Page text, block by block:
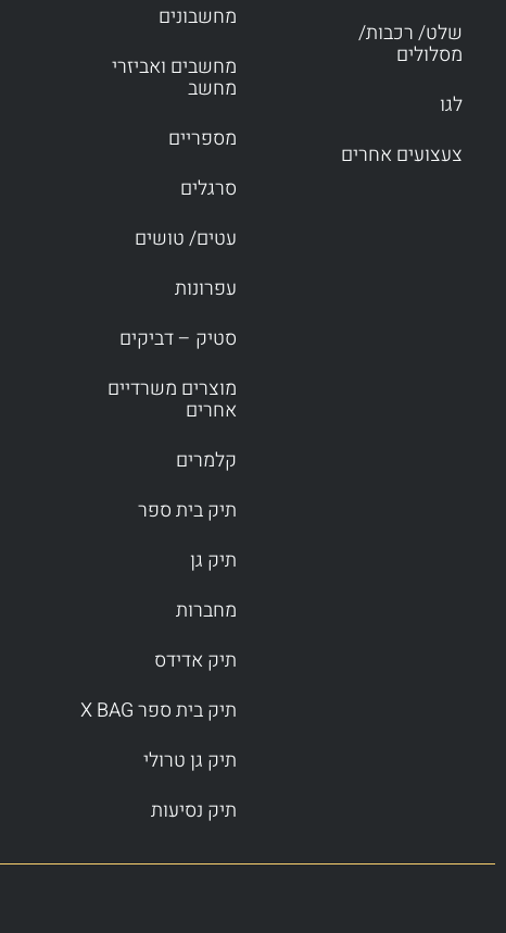
שלט/ רכבות/
מסלולים
לגו
צעצועים אחרים
מחשבונים
מחשבים ואביזרי
מחשב
מספריים
סרגלים
עטים/ טושים
עפרונות
סטיק – דביקים
מוצרים משרדיים
אחרים
קלמרים
תיק בית ספר
תיק גן
מחברות
תיק אדידס
תיק בית ספר X BAG
תיק גן טרולי
תיק נסיעות